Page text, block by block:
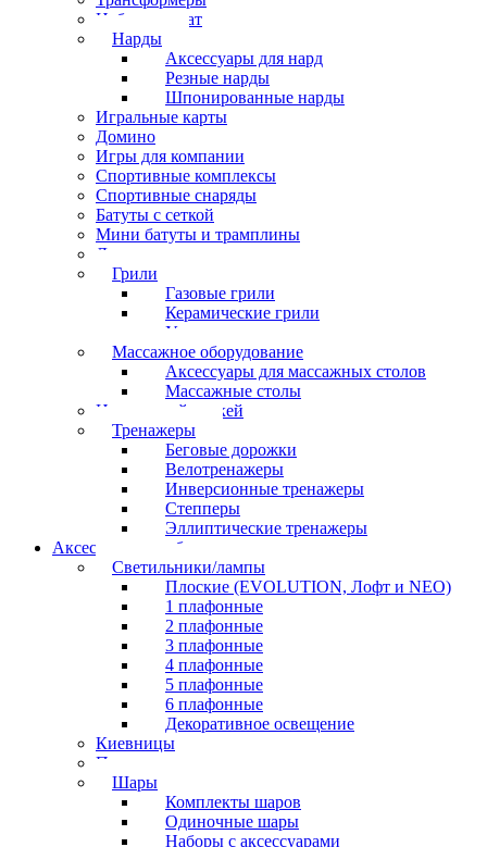
Набор шахмат
Нарды
Аксессуары для нард
Резные нарды
Шпонированные нарды
Игральные карты
Домино
Игры для компании
Спортивные комплексы
Спортивные снаряды
Батуты с сеткой
Мини батуты и трамплины
Дартс
Грили
Газовые грили
Керамические грили
Угольные грили
Массажное оборудование
Аксессуары для массажных столов
Массажные столы
Настольный хоккей
Тренажеры
Беговые дорожки
Велотренажеры
Инверсионные тренажеры
Степперы
Эллиптические тренажеры
Аксессуары для бильярда
Светильники/лампы
Плоские (EVOLUTION, Лофт и NEO)
1 плафонные
2 плафонные
3 плафонные
4 плафонные
5 плафонные
6 плафонные
Декоративное освещение
Киевницы
Полочки
Шары
Комплекты шаров
Одиночные шары
Наборы с аксессуарами